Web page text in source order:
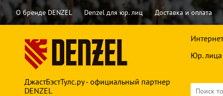
О бренде DENZEL Denzel для юр. лиц Доставка и оплата
ДжастБэстТулс.ру - официальный партнер
DENZEL
Юр. лица